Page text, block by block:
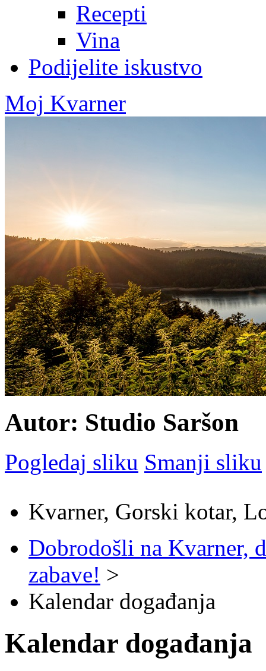
Recepti
Vina
Podijelite iskustvo
Moj Kvarner
Autor: Studio Saršon
Pogledaj sliku Smanji sliku
Kvarner, Gorski kotar,
Dobrodošli na Kvarner,
zabave! >
Kalendar događanja
Kalendar događanja